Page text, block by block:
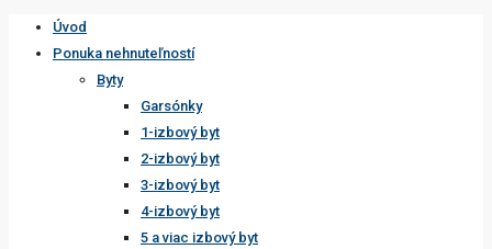
Úvod
Ponuka nehnuteľností
Byty
Garsónky
1-izbový byt
2-izbový byt
3-izbový byt
4-izbový byt
5 a viac izbový byt